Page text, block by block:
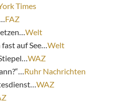
Times
FAZ
Welt
auf See… Welt
WAZ
Ruhr Nachrichten
WAZ